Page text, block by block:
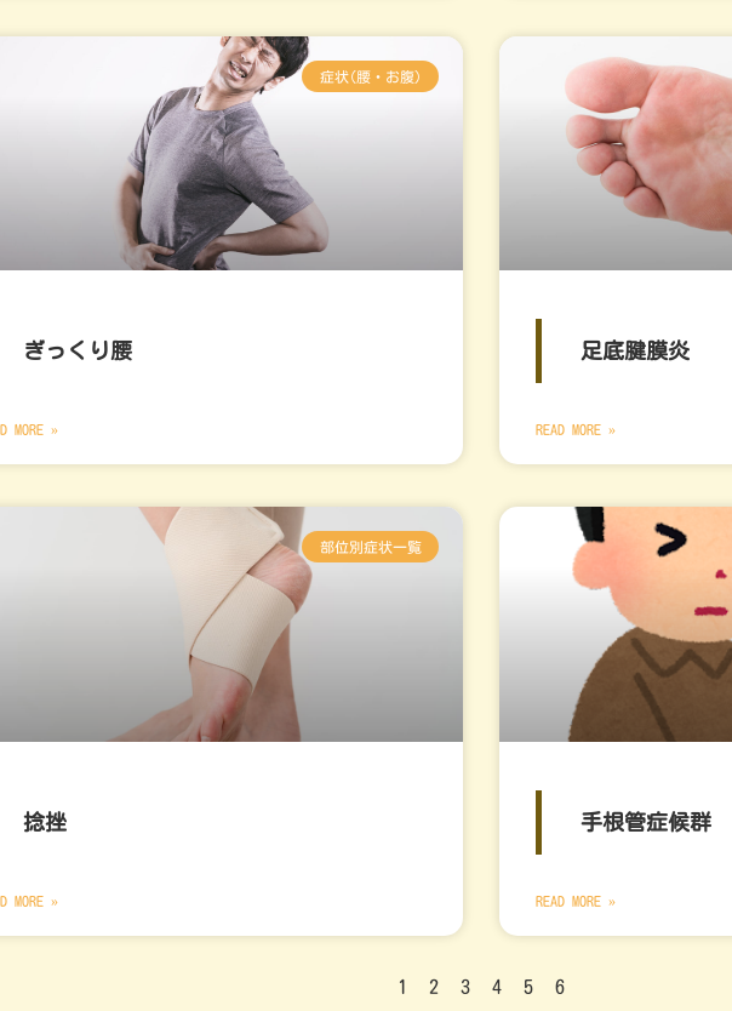
症状(腰・お腹)
ぎっくり腰
MORE »
足底腱膜炎
READ MORE »
部位別症状一覧
捻挫
MORE »
手根管症候群
READ MORE »
1 2 3 4 5 6